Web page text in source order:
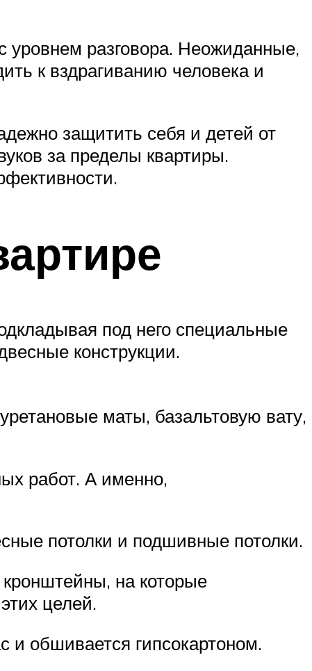
уровнем разговора. Неожиданные,
к вздрагиванию человека и
защитить себя и детей от
за пределы квартиры.
под него специальные
конструкции.
маты, базальтовую вату,
работ. А именно,
потолки и подшивные потолки.
кронштейны, на которые
целей.
и обшивается гипсокартоном.